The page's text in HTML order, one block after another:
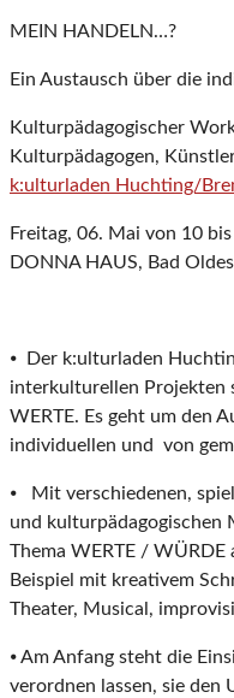
MEIN HANDELN…?
Ein Austausch über die
Kulturpädagogischer
Kulturpädagogen,
k:ulturladen Huchting/
Freitag, 06. Mai von 10
DONNA HAUS, Bad
⦁ Der k:ulturladen
interkulturellen Projekten
WERTE. Es geht um den
individuellen und von
⦁ Mit verschiedenen,
und kulturpädagogischen
Thema WERTE / WÜRDE
Beispiel mit kreativem
Theater, Musical,
⦁ Am Anfang steht die
verordnen lassen, sie den